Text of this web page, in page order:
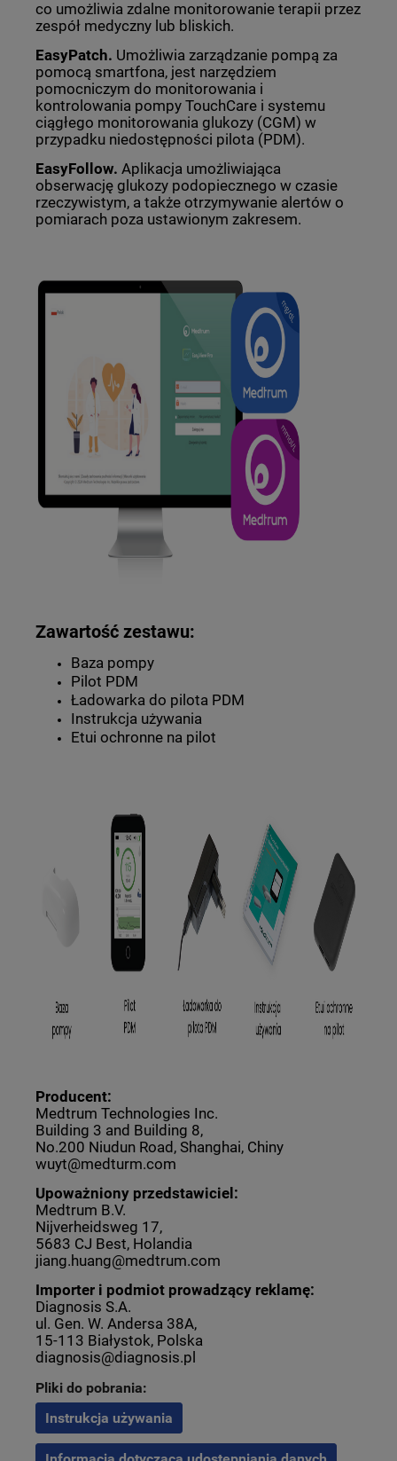
co umożliwia zdalne monitorowanie terapii przez
zespół medyczny lub bliskich.
EasyPatch. Umożliwia zarządzanie pompą za
pomocą smartfona, jest narzędziem
pomocniczym do monitorowania i
kontrolowania pompy TouchCare i systemu
ciągłego monitorowania glukozy (CGM) w
przypadku niedostępności pilota (PDM).
EasyFollow. Aplikacja umożliwiająca
obserwację glukozy podopiecznego w czasie
rzeczywistym, a także otrzymywanie alertów o
pomiarach poza ustawionym zakresem.
Zawartość zestawu:
Baza pompy
Pilot PDM
Ładowarka do pilota PDM
Instrukcja używania
Etui ochronne na pilot
Producent:
Medtrum Technologies Inc.
Building 3 and Building 8,
No.200 Niudun Road, Shanghai, Chiny
wuyt@medturm.com
Upoważniony przedstawiciel:
Medtrum B.V.
Nijverheidsweg 17,
5683 CJ Best, Holandia
jiang.huang@medtrum.com
Importer i podmiot prowadzący reklamę:
Diagnosis S.A.
ul. Gen. W. Andersa 38A,
15-113 Białystok, Polska
diagnosis@diagnosis.pl
Pliki do pobrania:
Instrukcja używania